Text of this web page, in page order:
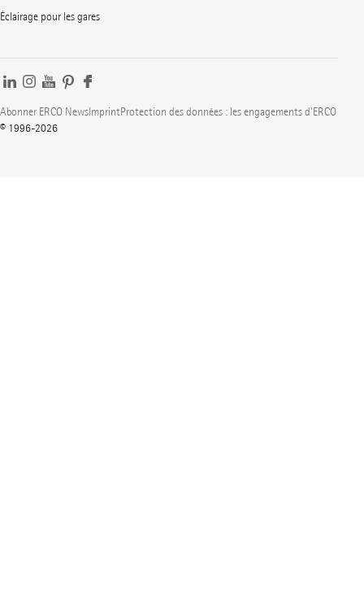
Éclairage pour les gares
Abonner ERCO NewsImprintProtection des données : les engagements d'ERCO
© 1996-2026